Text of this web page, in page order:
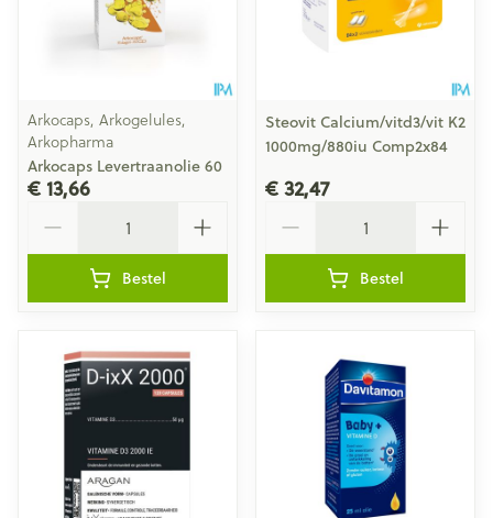
Arkocaps, Arkogelules,
Arkopharma
Arkocaps Levertraanolie 60
€ 13,66
Bestel
Steovit Calcium/vitd3/vit K2
1000mg/880iu Comp2x84
€ 32,47
Bestel